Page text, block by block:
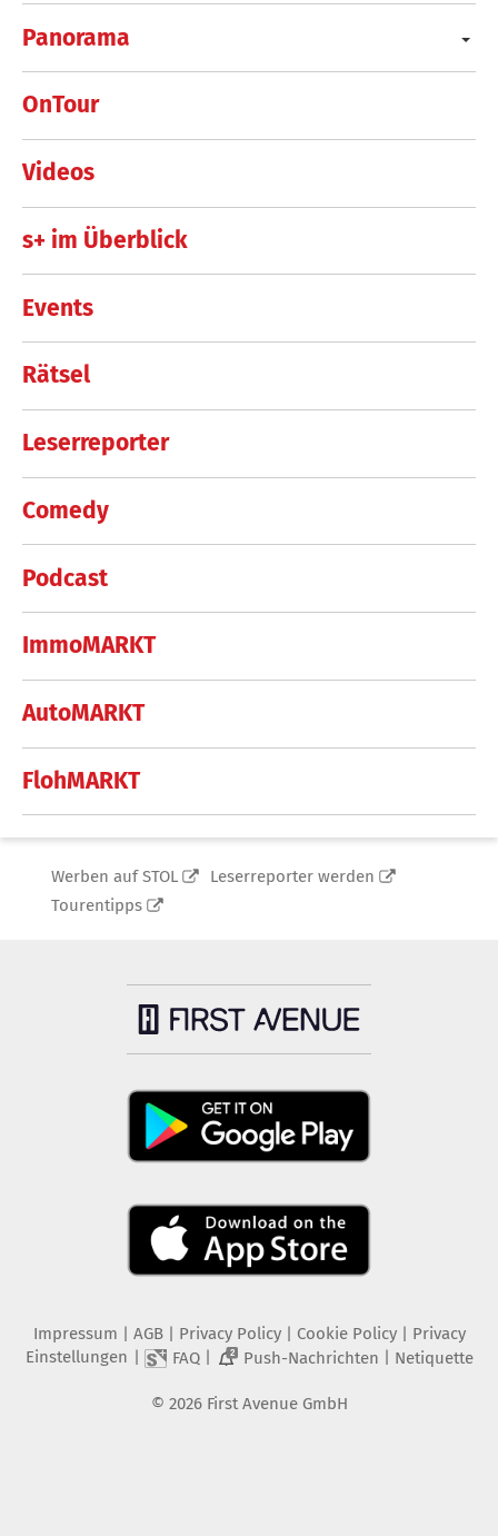
Panorama
OnTour
Videos
s+ im Überblick
Events
Rätsel
Leserreporter
Comedy
Podcast
ImmoMARKT
AutoMARKT
FlohMARKT
Werben auf STOL
Leserreporter werden
Tourentipps
Impressum AGB Privacy Policy| Cookie Policy| Privacy
Einstellungen
FAQ| 2 Push-Nachrichten Netiquette
© 2026 First Avenue GmbH